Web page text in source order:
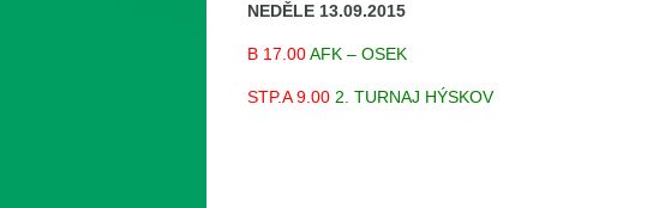
NEDĚLE 13.09.2015
B 17.00AFK – OSEK
STP.A 9.00 2. TURNAJ HÝSKOV